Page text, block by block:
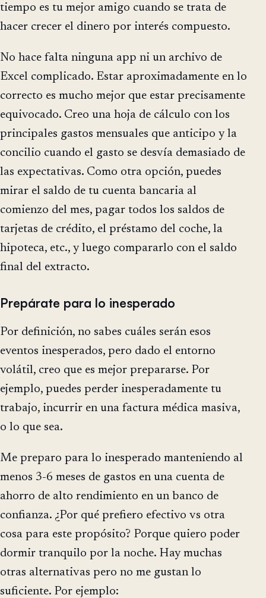
tiempo es tu mejor amigo cuando se trata de
hacer crecer el dinero por interés compuesto.
No hace falta ninguna app ni un archivo de
Excel complicado. Estar aproximadamente en lo
correcto es mucho mejor que estar precisamente
equivocado. Creo una hoja de cálculo con los
principales gastos mensuales que anticipo y la
concilio cuando el gasto se desvía demasiado de
las expectativas. Como otra opción, puedes
mirar el saldo de tu cuenta bancaria al
comienzo del mes, pagar todos los saldos de
tarjetas de crédito, el préstamo del coche, la
hipoteca, etc., y luego compararlo con el saldo
final del extracto.
Prepárate para lo inesperado
Por definición, no sabes cuáles serán esos
eventos inesperados, pero dado el entorno
volátil, creo que es mejor prepararse. Por
ejemplo, puedes perder inesperadamente tu
trabajo, incurrir en una factura médica masiva,
o lo que sea.
Me preparo para lo inesperado manteniendo al
menos 3-6 meses de gastos en una cuenta de
ahorro de alto rendimiento en un banco de
confianza. ¿Por qué prefiero efectivo vs otra
cosa para este propósito? Porque quiero poder
dormir tranquilo por la noche. Hay muchas
otras alternativas pero no me gustan lo
suficiente. Por ejemplo: